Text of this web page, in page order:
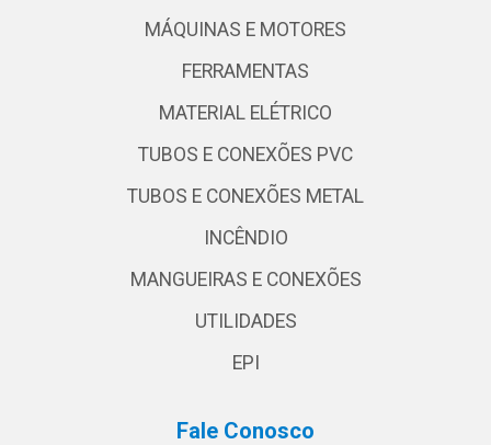
MÁQUINAS E MOTORES
FERRAMENTAS
MATERIAL ELÉTRICO
TUBOS E CONEXÕES PVC
TUBOS E CONEXÕES METAL
INCÊNDIO
MANGUEIRAS E CONEXÕES
UTILIDADES
EPI
Fale Conosco